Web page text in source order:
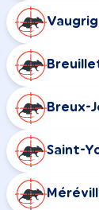
Breux-
Saint-